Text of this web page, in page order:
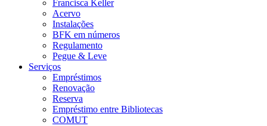
Francisca Keller
Acervo
Instalações
BFK em números
Regulamento
Pegue & Leve
Serviços
Empréstimos
Renovação
Reserva
Empréstimo entre Bibliotecas
COMUT